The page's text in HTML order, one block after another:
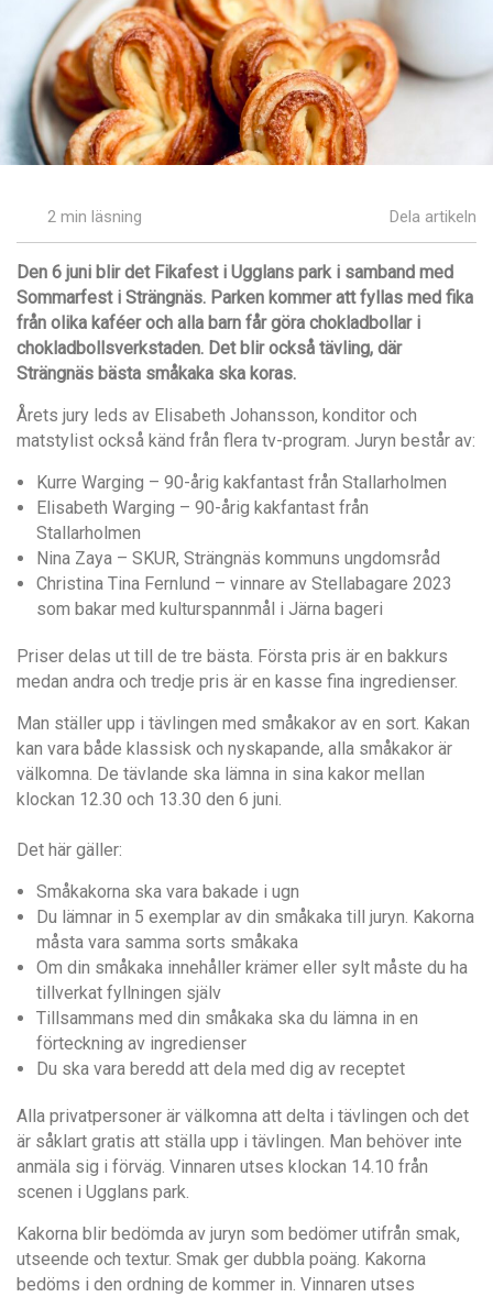
2 min läsning Dela artikeln
Den 6 juni blir det Fikafest i Ugglans park i samband med
Sommarfest i Strängnäs. Parken kommer att fyllas med fika
från olika kaféer och alla barn får göra chokladbollar i
chokladbollsverkstaden. Det blir också tävling, där
Strängnäs bästa småkaka ska koras.
Årets jury leds av Elisabeth Johansson, konditor och
matstylist också känd från flera tv-program. Juryn består av:
Kurre Warging – 90-årig kakfantast från Stallarholmen
Elisabeth Warging – 90-årig kakfantast från
Stallarholmen
Nina Zaya – SKUR, Strängnäs kommuns ungdomsråd
Christina Tina Fernlund – vinnare av Stellabagare 2023
som bakar med kulturspannmål i Järna bageri
Priser delas ut till de tre bästa. Första pris är en bakkurs
medan andra och tredje pris är en kasse fina ingredienser.
Man ställer upp i tävlingen med småkakor av en sort. Kakan
kan vara både klassisk och nyskapande, alla småkakor är
välkomna. De tävlande ska lämna in sina kakor mellan
klockan 12.30 och 13.30 den 6 juni.
Det här gäller:
Småkakorna ska vara bakade i ugn
Du lämnar in 5 exemplar av din småkaka till juryn. Kakorna
måsta vara samma sorts småkaka
Om din småkaka innehåller krämer eller sylt måste du ha
tillverkat fyllningen själv
Tillsammans med din småkaka ska du lämna in en
förteckning av ingredienser
Du ska vara beredd att dela med dig av receptet
Alla privatpersoner är välkomna att delta i tävlingen och det
är såklart gratis att ställa upp i tävlingen. Man behöver inte
anmäla sig i förväg. Vinnaren utses klockan 14.10 från
scenen i Ugglans park.
Kakorna blir bedömda av juryn som bedömer utifrån smak,
utseende och textur. Smak ger dubbla poäng. Kakorna
bedöms i den ordning de kommer in. Vinnaren utses